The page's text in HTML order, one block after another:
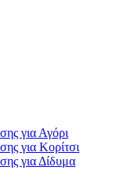
για Αγόρι
για Κορίτσι
για Δίδυμα